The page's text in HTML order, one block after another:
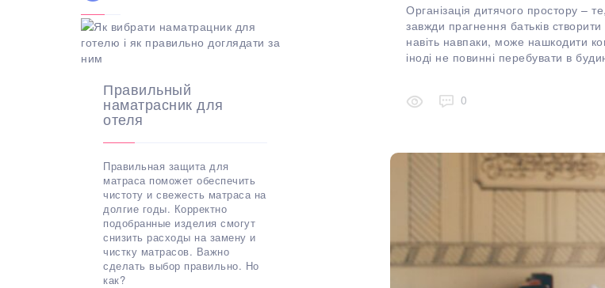
Організація дитячого простору –
завжди прагнення батьків
навіть навпаки, може нашкодити
іноді не повинні перебувати в
0
Правильный
наматрасник для
отеля
Правильная защита для
матраса поможет обеспечить
чистоту и свежесть матраса на
долгие годы. Корректно
подобранные изделия смогут
снизить расходы на замену и
чистку матрасов. Важно
сделать выбор правильно. Но
как?